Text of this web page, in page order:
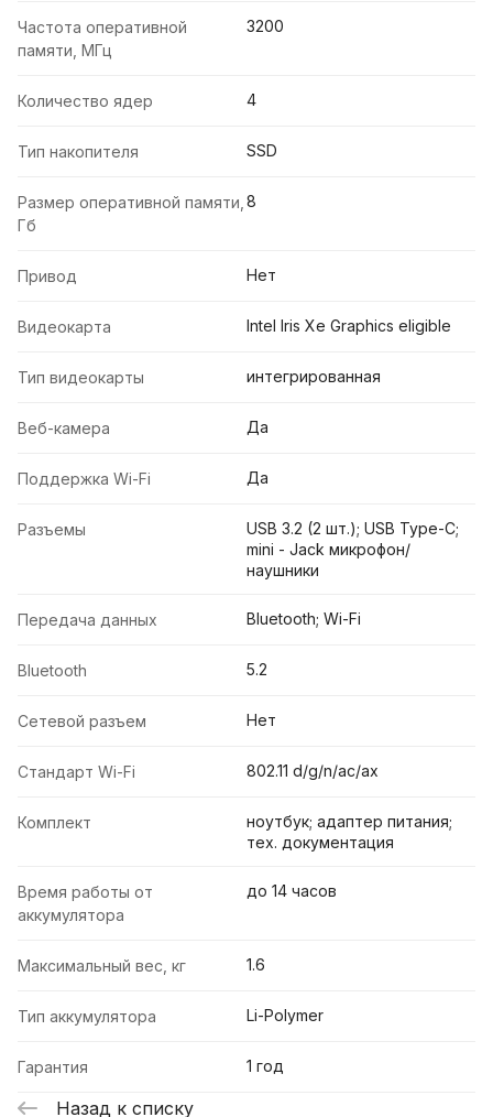
Частота оперативной
памяти, МГц
3200
Количество ядер 4
Тип накопителя SSD
Размер оперативной памяти,
Гб
8
Привод Нет
Видеокарта Intel Iris Xe Graphics eligible
Тип видеокарты интегрированная
Веб-камера Да
Поддержка Wi-Fi Да
Разъемы
USB 3.2 (2 шт.); USB Type-C;
mini - Jack микрофон/
наушники
Передача данных Bluetooth; Wi-Fi
Bluetooth 5.2
Сетевой разъем Нет
Стандарт Wi-Fi 802.11 d/g/n/ac/ax
Комплект
ноутбук; адаптер питания;
тех. документация
Время работы от
аккумулятора
до 14 часов
Максимальный вес, кг 1.6
Тип аккумулятора Li-Polymer
Гарантия 1 год
Назад к списку